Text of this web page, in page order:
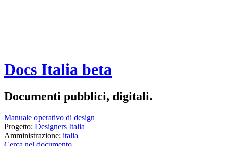
Docs Italia beta
Documenti pubblici, digitali.
Manuale operativo di design
Progetto: Designers Italia
Amministrazione: italia